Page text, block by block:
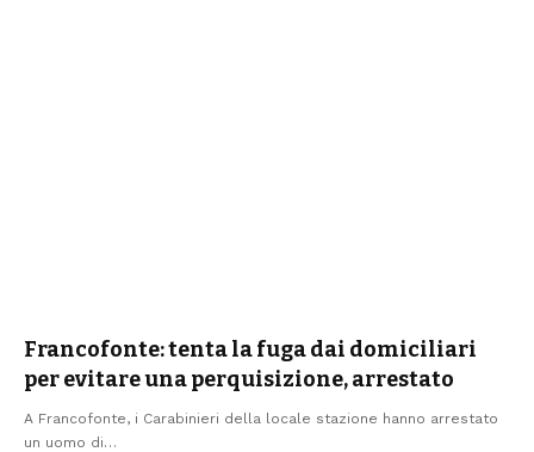
Francofonte: tenta la fuga dai domiciliari
per evitare una perquisizione, arrestato
A Francofonte, i Carabinieri della locale stazione hanno arrestato
un uomo di…